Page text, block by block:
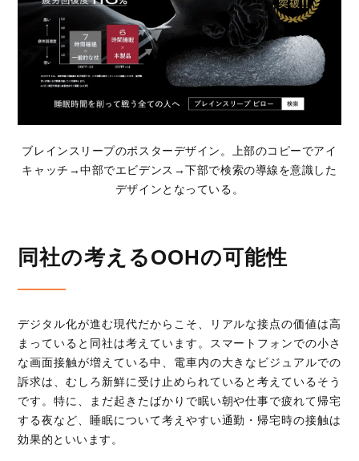
ブレインスリープのポスターデザイン。上部のコピーでアイ
キャッチ→中部でエビデンス→下部で検索の導線を意識した
デザインとなっている。
同社の考えるOOHの可能性
デジタル化が進む現代だからこそ、リアルな接点の価値は高
まっていると同社は考えています。スマートフォンでの小さ
な画面接触が増えている中、電車内の大きなビジュアルでの
訴求は、むしろ新鮮に受け止められていると考えているそう
です。特に、まだ起きたばかりで眠い朝や仕事で疲れて帰宅
する夜など、睡眠について考えやすい通勤・帰宅時の接触は
効果的といいます。